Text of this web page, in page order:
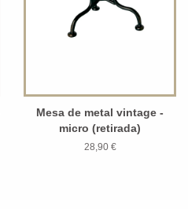
Mesa de metal vintage -
micro (retirada)
28,90 €